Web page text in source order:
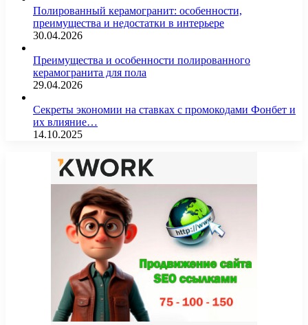
Полированный керамогранит: особенности,
преимущества и недостатки в интерьере
30.04.2026
Преимущества и особенности полированного
керамогранита для пола
29.04.2026
Секреты экономии на ставках с промокодами Фонбет и
их влияние…
14.10.2025